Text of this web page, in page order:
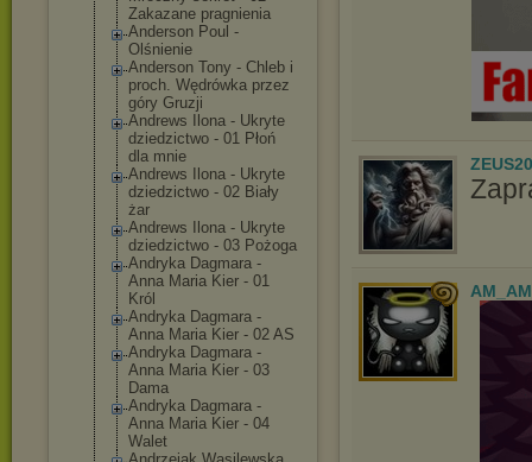
Zakazane pragnienia
Anderson Poul -
Olśnienie
Anderson Tony - Chleb i
proch. Wędrówka przez
góry Gruzji
Andrews Ilona - Ukryte
dziedzictwo - 01 Płoń
dla mnie
Andrews Ilona - Ukryte
dziedzictwo - 02 Biały
żar
Andrews Ilona - Ukryte
dziedzictwo - 03 Pożoga
Andryka Dagmara -
Anna Maria Kier - 01
Król
Andryka Dagmara -
Anna Maria Kier - 02 AS
Andryka Dagmara -
Anna Maria Kier - 03
Dama
Andryka Dagmara -
Anna Maria Kier - 04
Walet
AM_AM